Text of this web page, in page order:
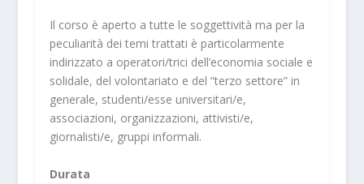
Il corso è aperto a tutte le soggettività ma per la
peculiarità dei temi trattati è particolarmente
indirizzato a operatori/trici dell’economia sociale e
solidale, del volontariato e del “terzo settore” in
generale, studenti/esse universitari/e,
associazioni, organizzazioni, attivisti/e,
giornalisti/e, gruppi informali.
Durata